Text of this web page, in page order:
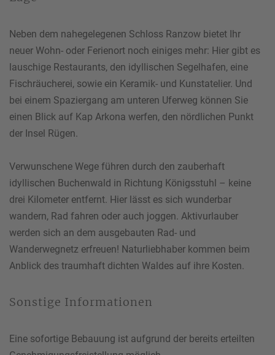
Neben dem nahegelegenen Schloss Ranzow bietet Ihr
neuer Wohn- oder Ferienort noch einiges mehr: Hier gibt es
lauschige Restaurants, den idyllischen Segelhafen, eine
Fischräucherei, sowie ein Keramik- und Kunstatelier. Und
bei einem Spaziergang am unteren Uferweg können Sie
einen Blick auf Kap Arkona werfen, den nördlichen Punkt
der Insel Rügen.
Verwunschene Wege führen durch den zauberhaft
idyllischen Buchenwald in Richtung Königsstuhl – keine
drei Kilometer entfernt. Hier lässt es sich wunderbar
wandern, Rad fahren oder auch joggen. Aktivurlauber
werden sich an dem ausgebauten Rad- und
Wanderwegnetz erfreuen! Naturliebhaber kommen beim
Anblick des traumhaft dichten Waldes auf ihre Kosten.
Sonstige Informationen
Eine sofortige Bebauung ist aufgrund der bereits erteilten